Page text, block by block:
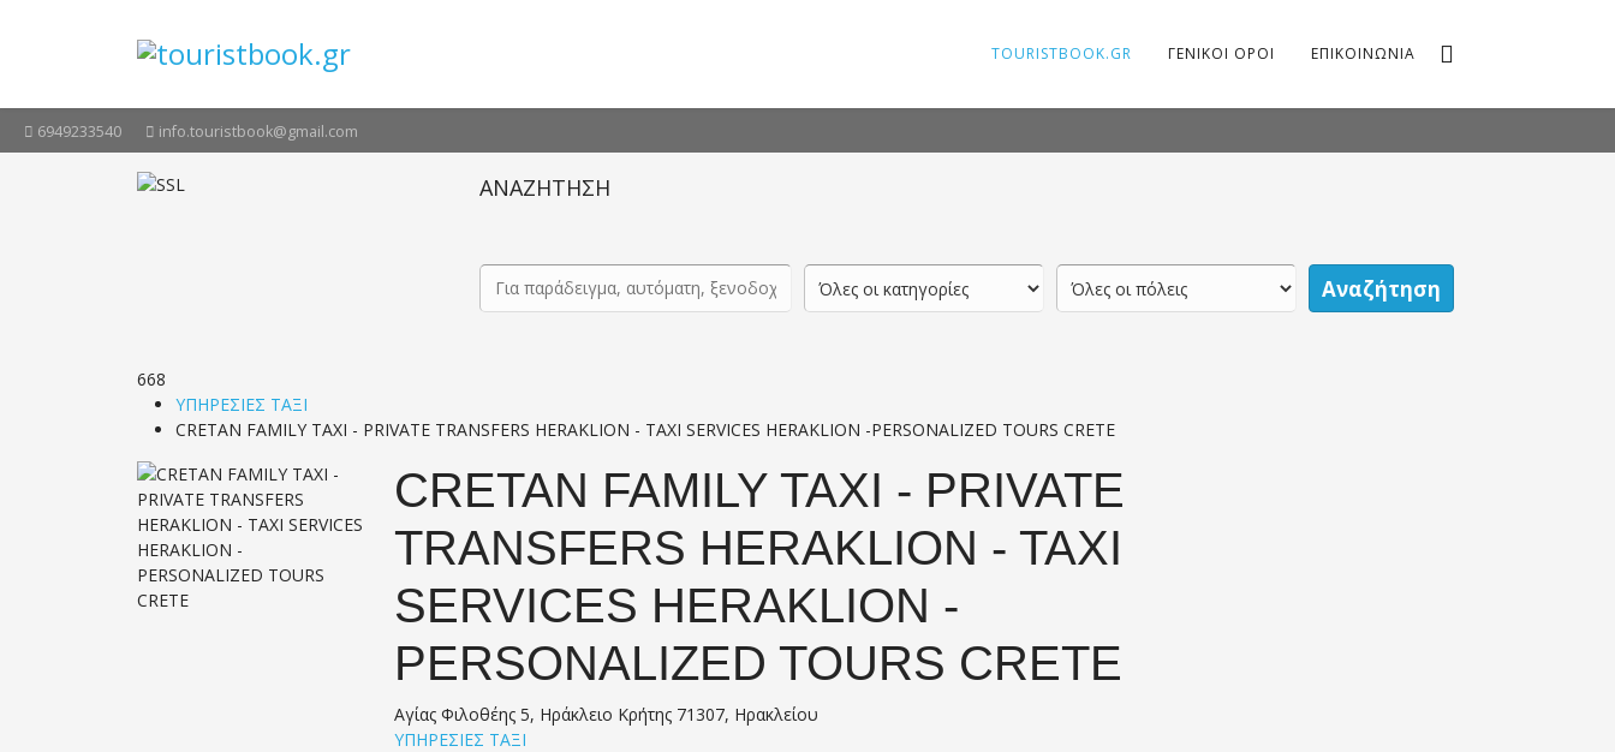
TOURISTBOOK.GR ΓΕΝΙΚΟΙ ΟΡΟΙ ΕΠΙΚΟΙΝΩΝΙΑ
6949233540 info.touristbook@gmail.com
ΑΝΑΖΗΤΗΣΗ
Αναζήτηση
668
ΥΠΗΡΕΣΙΕΣ ΤΑΞΙ
CRETAN FAMILY TAXI - PRIVATE TRANSFERS HERAKLION - TAXI SERVICES HERAKLION -PERSONALIZED TOURS CRETE
CRETAN FAMILY TAXI - PRIVATE
TRANSFERS HERAKLION - TAXI
SERVICES HERAKLION -
PERSONALIZED TOURS CRETE
Αγίας Φιλοθέης 5, Ηράκλειο Κρήτης 71307, Ηρακλείου
ΥΠΗΡΕΣΙΕΣ ΤΑΞΙ